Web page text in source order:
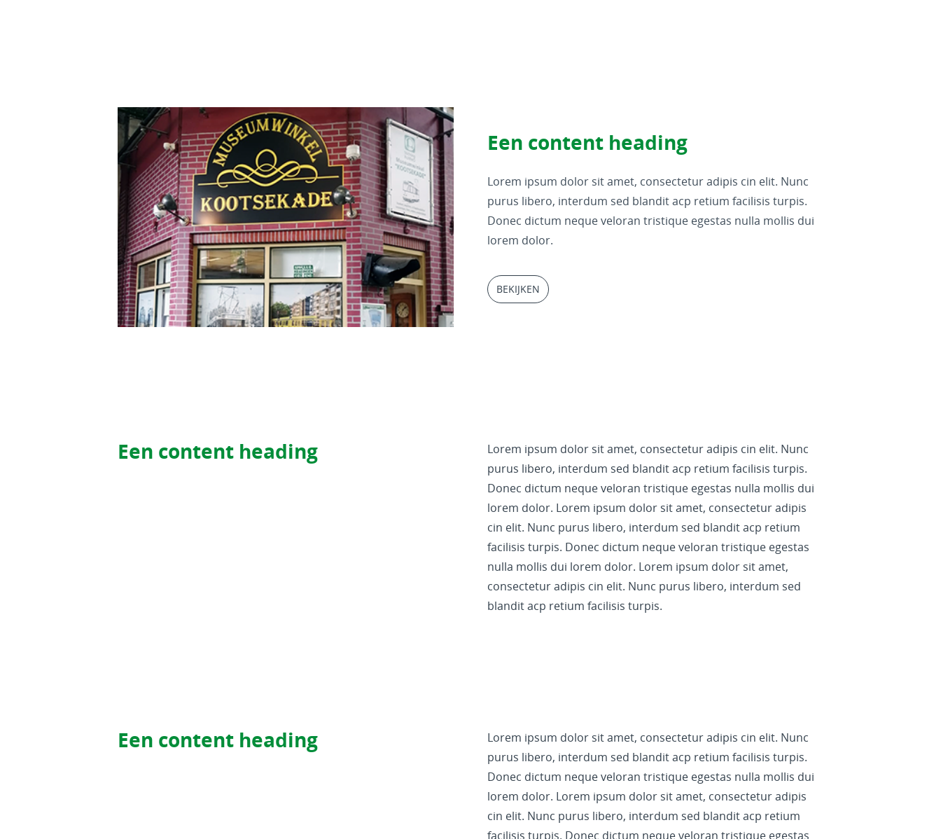
Een content heading
Lorem ipsum dolor sit amet, consectetur adipis cin elit. Nunc
purus libero, interdum sed blandit acp retium facilisis turpis.
Donec dictum neque veloran tristique egestas nulla mollis dui
lorem dolor.
BEKIJKEN
Een content heading
Lorem ipsum dolor sit amet, consectetur adipis cin elit. Nunc
purus libero, interdum sed blandit acp retium facilisis turpis.
Donec dictum neque veloran tristique egestas nulla mollis dui
lorem dolor. Lorem ipsum dolor sit amet, consectetur adipis
cin elit. Nunc purus libero, interdum sed blandit acp retium
facilisis turpis. Donec dictum neque veloran tristique egestas
nulla mollis dui lorem dolor. Lorem ipsum dolor sit amet,
consectetur adipis cin elit. Nunc purus libero, interdum sed
blandit acp retium facilisis turpis.
Een content heading
Lorem ipsum dolor sit amet, consectetur adipis cin elit. Nunc
purus libero, interdum sed blandit acp retium facilisis turpis.
Donec dictum neque veloran tristique egestas nulla mollis dui
lorem dolor. Lorem ipsum dolor sit amet, consectetur adipis
cin elit. Nunc purus libero, interdum sed blandit acp retium
facilisis turpis. Donec dictum neque veloran tristique egestas